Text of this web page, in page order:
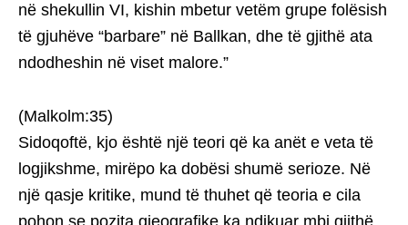
në shekullin VI, kishin mbetur vetëm grupe folësish
të gjuhëve “barbare” në Ballkan, dhe të gjithë ata
ndodheshin në viset malore.”
(Malkolm:35)
Sidoqoftë, kjo është një teori që ka anët e veta të
logjikshme, mirëpo ka dobësi shumë serioze. Në
një qasje kritike, mund të thuhet që teoria e cila